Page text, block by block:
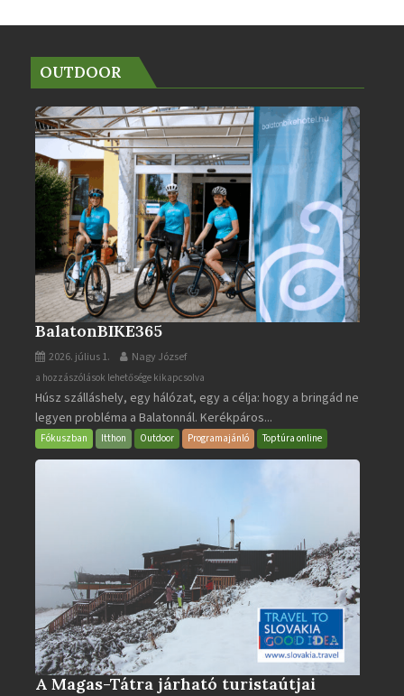
OUTDOOR
BalatonBIKE365
2026. július 1. Nagy József
BalatonBIKE365
bejegyzéshez
a hozzászólások lehetősége kikapcsolva
Húsz szálláshely, egy hálózat, egy a célja: hogy a bringád ne
legyen probléma a Balatonnál. Kerékpáros...
Fókuszban Itthon Outdoor Programajánló Toptúra online
A Magas-Tátra járható turistaútjai